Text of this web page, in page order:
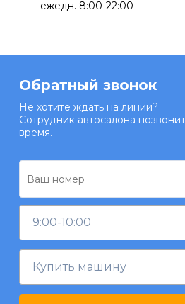
ежедн. 8:00-22:00
Обратный звонок
Не хотите ждать на линии?
Сотрудник автосалона
время.
9:00-10:00
Купить машину